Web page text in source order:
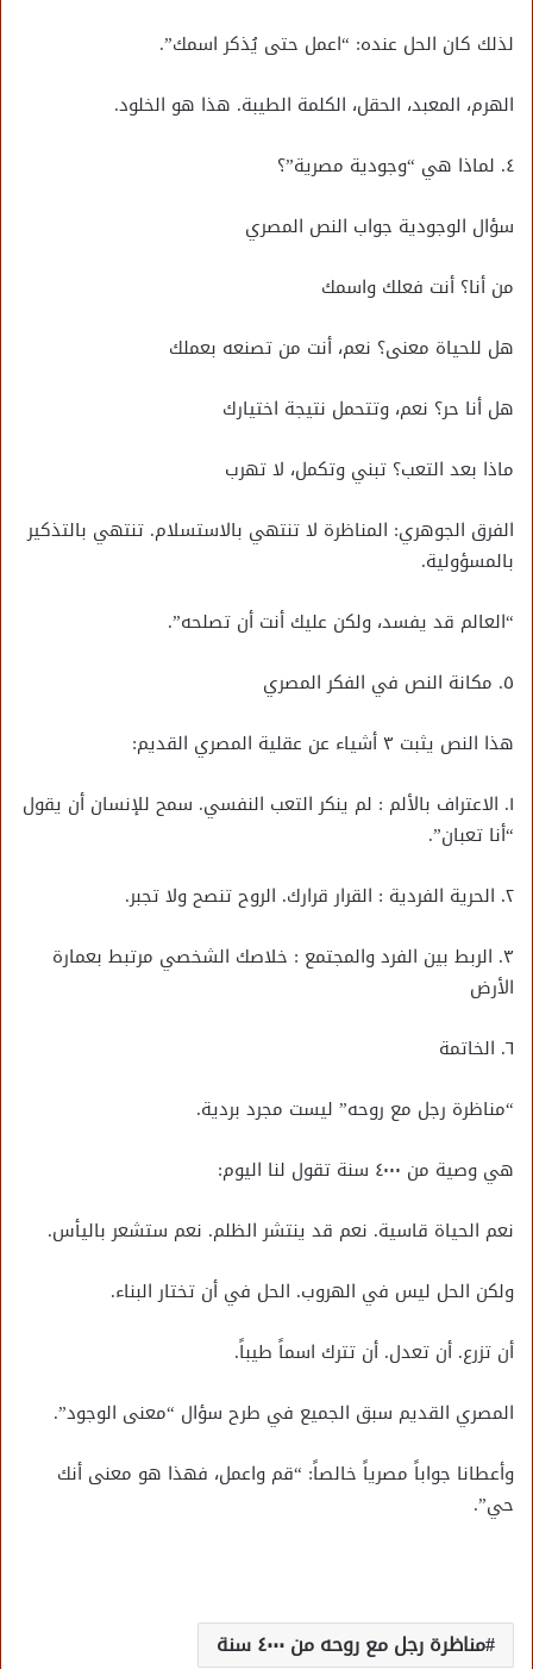
لذلك كان الحل عنده: “اعمل حتى يُذكر اسمك”.
الهرم، المعبد، الحقل، الكلمة الطيبة. هذا هو الخلود.
٤. لماذا هي “وجودية مصرية”؟
سؤال الوجودية جواب النص المصري
من أنا؟ أنت فعلك واسمك
هل للحياة معنى؟ نعم، أنت من تصنعه بعملك
هل أنا حر؟ نعم، وتتحمل نتيجة اختيارك
ماذا بعد التعب؟ تبني وتكمل، لا تهرب
الفرق الجوهري: المناظرة لا تنتهي بالاستسلام. تنتهي بالتذكير
بالمسؤولية.
“العالم قد يفسد، ولكن عليك أنت أن تصلحه”.
٥. مكانة النص في الفكر المصري
هذا النص يثبت ٣ أشياء عن عقلية المصري القديم:
١. الاعتراف بالألم : لم ينكر التعب النفسي. سمح للإنسان أن يقول
“أنا تعبان”.
٢. الحرية الفردية : القرار قرارك. الروح تنصح ولا تجبر.
٣. الربط بين الفرد والمجتمع : خلاصك الشخصي مرتبط بعمارة
الأرض
٦. الخاتمة
“مناظرة رجل مع روحه” ليست مجرد بردية.
هي وصية من ٤٠٠٠ سنة تقول لنا اليوم:
نعم الحياة قاسية. نعم قد ينتشر الظلم. نعم ستشعر باليأس.
ولكن الحل ليس في الهروب. الحل في أن تختار البناء.
أن تزرع. أن تعدل. أن تترك اسماً طيباً.
المصري القديم سبق الجميع في طرح سؤال “معنى الوجود”.
وأعطانا جواباً مصرياً خالصاً: “قم واعمل، فهذا هو معنى أنك
حي”.
مناظرة رجل مع روحه من ٤٠٠٠ سنة